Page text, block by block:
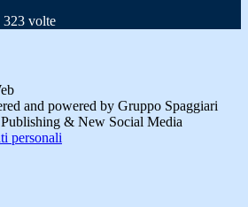
323 volte
and powered by Gruppo Spaggiari
& New Social Media
personali